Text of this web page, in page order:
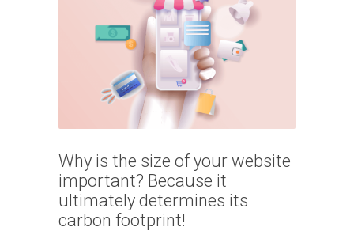
Why is the size of your website
important? Because it
ultimately determines its
carbon footprint!